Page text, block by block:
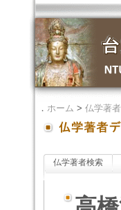
． ホーム > 仏学著
仏学著者検索